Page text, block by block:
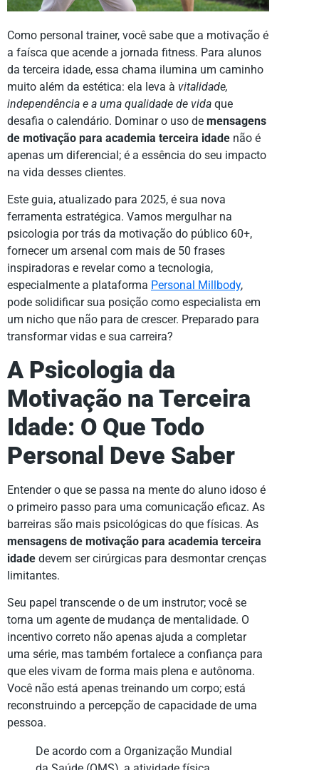
Como personal trainer, você sabe que a motivação é
a faísca que acende a jornada fitness. Para alunos
da terceira idade, essa chama ilumina um caminho
muito além da estética: ela leva à vitalidade,
independência e a uma qualidade de vida que
desafia o calendário. Dominar o uso de mensagens
de motivação para academia terceira idade não é
apenas um diferencial; é a essência do seu impacto
na vida desses clientes.
Este guia, atualizado para 2025, é sua nova
ferramenta estratégica. Vamos mergulhar na
psicologia por trás da motivação do público 60+,
fornecer um arsenal com mais de 50 frases
inspiradoras e revelar como a tecnologia,
especialmente a plataforma Personal Millbody,
pode solidificar sua posição como especialista em
um nicho que não para de crescer. Preparado para
transformar vidas e sua carreira?
A Psicologia da
Motivação na Terceira
Idade: O Que Todo
Personal Deve Saber
Entender o que se passa na mente do aluno idoso é
o primeiro passo para uma comunicação eficaz. As
barreiras são mais psicológicas do que físicas. As
mensagens de motivação para academia terceira
idade devem ser cirúrgicas para desmontar crenças
limitantes.
Seu papel transcende o de um instrutor; você se
torna um agente de mudança de mentalidade. O
incentivo correto não apenas ajuda a completar
uma série, mas também fortalece a confiança para
que eles vivam de forma mais plena e autônoma.
Você não está apenas treinando um corpo; está
reconstruindo a percepção de capacidade de uma
pessoa.
De acordo com a Organização Mundial